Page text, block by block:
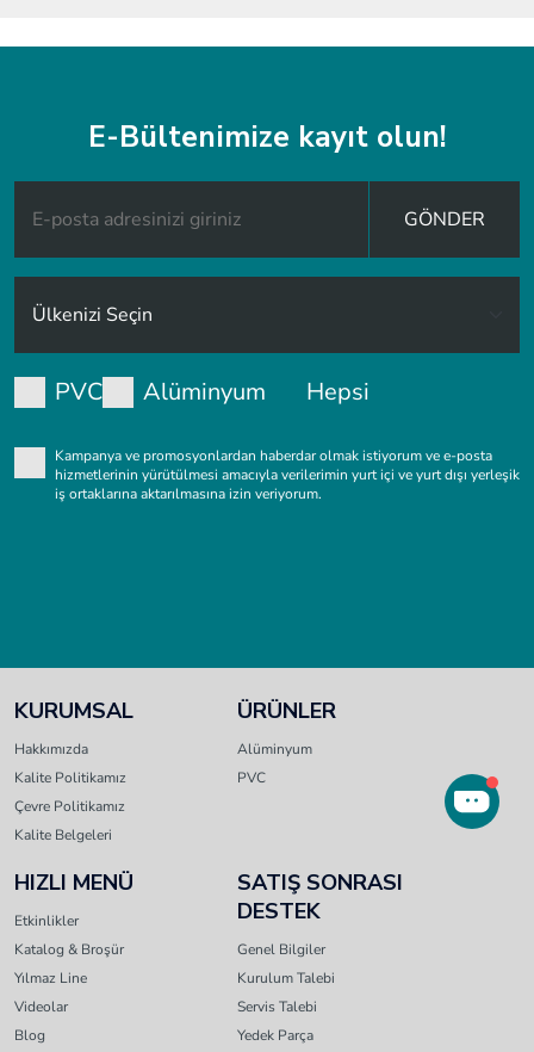
E-Bültenimize kayıt olun!
GÖNDER
PVC Alüminyum Hepsi
Kampanya ve promosyonlardan haberdar olmak istiyorum ve e-posta
hizmetlerinin yürütülmesi amacıyla verilerimin yurt içi ve yurt dışı yerleşik
iş ortaklarına aktarılmasına izin veriyorum.
KURUMSAL
Hakkımızda
Kalite Politikamız
Çevre Politikamız
Kalite Belgeleri
ÜRÜNLER
Alüminyum
PVC
HIZLI MENÜ
Etkinlikler
Katalog & Broşür
Yılmaz Line
Videolar
Blog
SATIŞ SONRASI
DESTEK
Genel Bilgiler
Kurulum Talebi
Servis Talebi
Yedek Parça